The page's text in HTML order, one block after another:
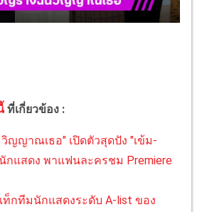
ที่เกี่ยวข้อง :
ญญาณเธอ" เปิดตัวสุดปัง "เข้ม-
กแสดง พาแฟนละครชม Premiere
ท็กทีมนักแสดงระดับ A-list ของ